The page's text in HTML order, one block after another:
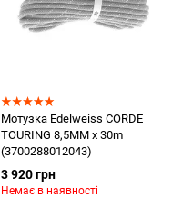
Мотузка Edelweiss CORDE
TOURING 8,5MM x 30m
(3700288012043)
3 920 грн
Немає в наявності